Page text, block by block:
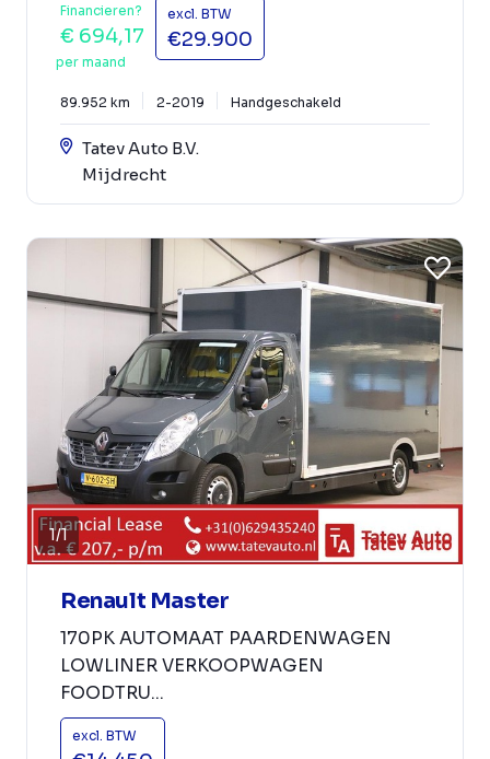
Financieren?
€ 694,17
per maand
excl. BTW
€29.900
89.952 km 2-2019 Handgeschakeld
Tatev Auto B.V.
Mijdrecht
1/1
Renault Master
170PK AUTOMAAT PAARDENWAGEN
LOWLINER VERKOOPWAGEN
FOODTRU...
excl. BTW